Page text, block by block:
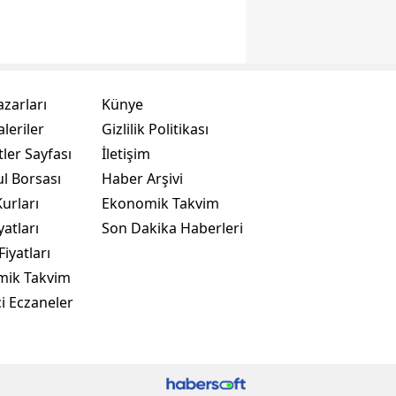
Sayfası
Borsası
Takvim
Eczaneler
Künye
Gizlilik Politikası
İletişim
Haber Arşivi
Ekonomik Takvim
Son Dakika Haberleri